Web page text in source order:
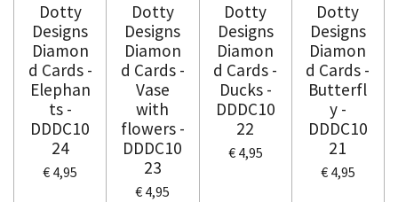
Dotty
Designs
Diamon
d Cards -
Elephan
ts -
DDDC10
24
€ 4,95
Dotty
Designs
Diamon
d Cards -
Vase
with
flowers -
DDDC10
23
€ 4,95
Dotty
Designs
Diamon
d Cards -
Ducks -
DDDC10
22
€ 4,95
Dotty
Designs
Diamon
d Cards -
Butterfl
y -
DDDC10
21
€ 4,95